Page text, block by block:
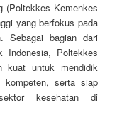
(Poltekkes Kemenkes
yang berfokus pada
Sebagai bagian dari
Indonesia, Poltekkes
kuat untuk mendidik
kompeten, serta siap
kesehatan di